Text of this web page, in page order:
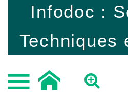
Infodoc :
Techniques